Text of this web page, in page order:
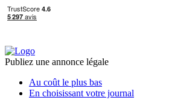
Publiez une annonce légale
Au coût le plus bas
En choisissant votre journal